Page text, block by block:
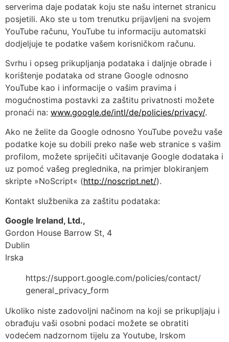
serverima daje podatak koju ste našu internet stranicu
posjetili. Ako ste u tom trenutku prijavljeni na svojem
YouTube računu, YouTube tu informaciju automatski
dodjeljuje te podatke vašem korisničkom računu.
Svrhu i opseg prikupljanja podataka i daljnje obrade i
korištenje podataka od strane Google odnosno
YouTube kao i informacije o vašim pravima i
mogućnostima postavki za zaštitu privatnosti možete
pronaći na: www.google.de/intl/de/policies/privacy/.
Ako ne želite da Google odnosno YouTube povežu vaše
podatke koje su dobili preko naše web stranice s vašim
profilom, možete spriječiti učitavanje Google dodataka i
uz pomoć vašeg preglednika, na primjer blokiranjem
skripte »NoScript« (http://noscript.net/).
Kontakt službenika za zaštitu podataka:
Google Ireland, Ltd.,
Gordon House Barrow St, 4
Dublin
Irska
https://support.google.com/policies/contact/
general_privacy_form
Ukoliko niste zadovoljni načinom na koji se prikupljaju i
obrađuju vaši osobni podaci možete se obratiti
vodećem nadzornom tijelu za Youtube, Irskom